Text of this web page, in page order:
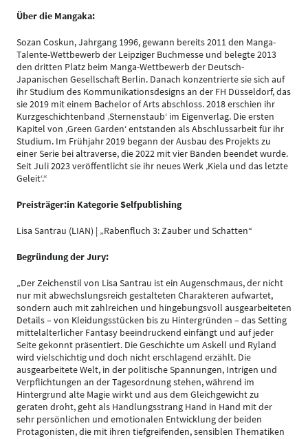
Über die Mangaka:
Sozan Coskun, Jahrgang 1996, gewann bereits 2011 den Manga-
Talente-Wettbewerb der Leipziger Buchmesse und belegte 2013
den dritten Platz beim Manga-Wettbewerb der Deutsch-
Japanischen Gesellschaft Berlin. Danach konzentrierte sie sich auf
ihr Studium des Kommunikationsdesigns an der FH Düsseldorf, das
sie 2019 mit einem Bachelor of Arts abschloss. 2018 erschien ihr
Kurzgeschichtenband ‚Sternenstaub‘ im Eigenverlag. Die ersten
Kapitel von ‚Green Garden‘ entstanden als Abschlussarbeit für ihr
Studium. Im Frühjahr 2019 begann der Ausbau des Projekts zu
einer Serie bei altraverse, die 2022 mit vier Bänden beendet wurde.
Seit Juli 2023 veröffentlicht sie ihr neues Werk ‚Kiela und das letzte
Geleit‘.“
Preisträger:in Kategorie Selfpublishing
Lisa Santrau (LIAN) | „Rabenfluch 3: Zauber und Schatten“
Begründung der Jury:
„Der Zeichenstil von Lisa Santrau ist ein Augenschmaus, der nicht
nur mit abwechslungsreich gestalteten Charakteren aufwartet,
sondern auch mit zahlreichen und hingebungsvoll ausgearbeiteten
Details – von Kleidungsstücken bis zu Hintergründen – das Setting
mittelalterlicher Fantasy beeindruckend einfängt und auf jeder
Seite gekonnt präsentiert. Die Geschichte um Askell und Ryland
wird vielschichtig und doch nicht erschlagend erzählt. Die
ausgearbeitete Welt, in der politische Spannungen, Intrigen und
Verpflichtungen an der Tagesordnung stehen, während im
Hintergrund alte Magie wirkt und aus dem Gleichgewicht zu
geraten droht, geht als Handlungsstrang Hand in Hand mit der
sehr persönlichen und emotionalen Entwicklung der beiden
Protagonisten, die mit ihren tiefgreifenden, sensiblen Thematiken